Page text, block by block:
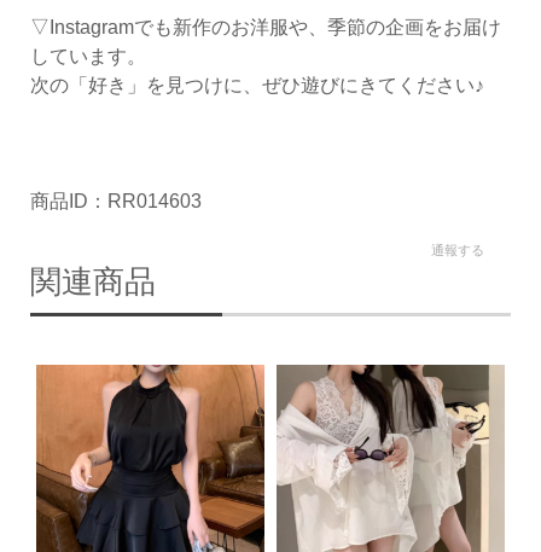
▽Instagramでも新作のお洋服や、季節の企画をお届け
しています。
次の「好き」を見つけに、ぜひ遊びにきてください♪
商品ID：RR014603
通報する
関連商品